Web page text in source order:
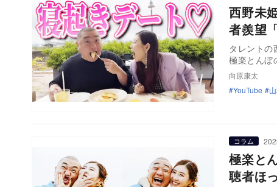
西野未
者羨望
タレント
極楽とんぼ
向原康太
YouTube
コラム
極楽と
聴者ほ